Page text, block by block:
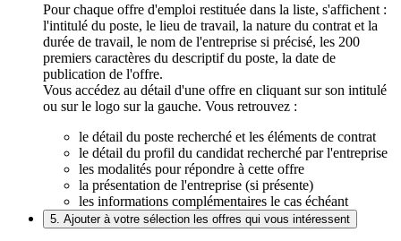
Pour chaque offre d'emploi restituée dans la liste, s'affichent :
l'intitulé du poste, le lieu de travail, la nature du contrat et la
durée de travail, le nom de l'entreprise si précisé, les 200
premiers caractères du descriptif du poste, la date de
publication de l'offre.
Vous accédez au détail d'une offre en cliquant sur son intitulé
ou sur le logo sur la gauche. Vous retrouvez :
le détail du poste recherché et les éléments de contrat
le détail du profil du candidat recherché par l'entreprise
les modalités pour répondre à cette offre
la présentation de l'entreprise (si présente)
les informations complémentaires le cas échéant
5. Ajouter à votre sélection les offres qui vous intéressent